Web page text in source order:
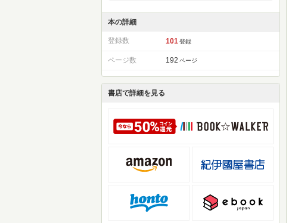
本の詳細
登録数 101 登録
ページ数 192 ページ
書店で詳細を見る